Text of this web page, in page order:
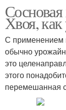
Сосновая
Хвоя, как
С применением
обычно
это
этого
перемешанная